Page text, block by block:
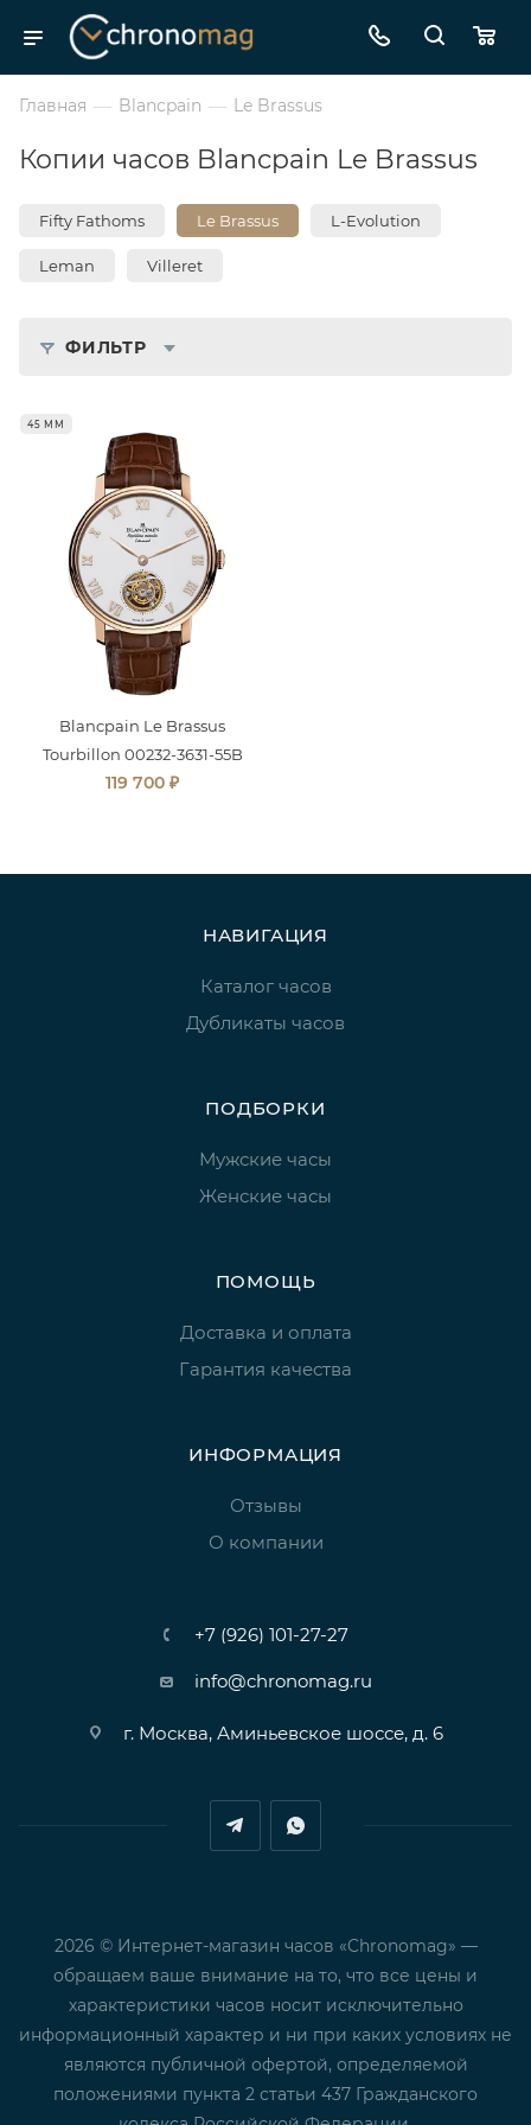
Главная — Blancpain — Le Brassus
Копии часов Blancpain Le Brassus
Fifty Fathoms Le Brassus L-Evolution
Leman Villeret
ФИЛЬТР
45 ММ
Blancpain Le Brassus
Tourbillon 00232-3631-55B
119 700 ₽
НАВИГАЦИЯ
Каталог часов
Дубликаты часов
ПОДБОРКИ
Мужские часы
Женские часы
ПОМОЩЬ
Доставка и оплата
Гарантия качества
ИНФОРМАЦИЯ
Отзывы
О компании
+7 (926) 101-27-27
info@chronomag.ru
г. Москва, Аминьевское шоссе, д. 6
2026 © Интернет-магазин часов «Chronomag» —
обращаем ваше внимание на то, что все цены и
характеристики часов носит исключительно
информационный характер и ни при каких условиях не
являются публичной офертой, определяемой
положениями пункта 2 статьи 437 Гражданского